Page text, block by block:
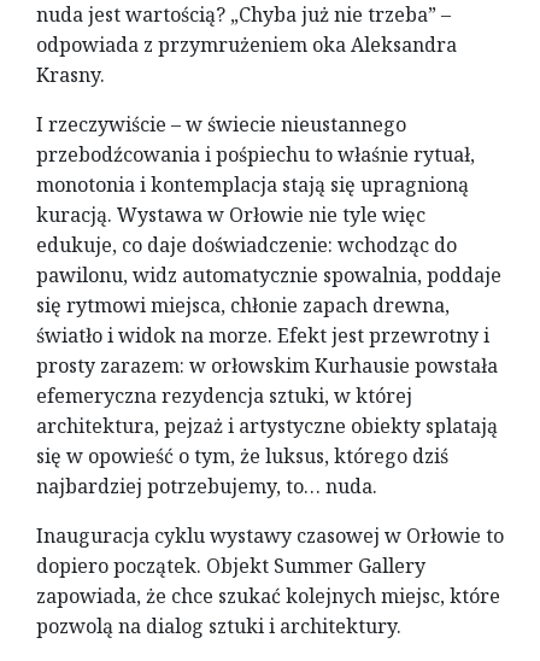
nuda jest wartością? „Chyba już nie trzeba” –
odpowiada z przymrużeniem oka Aleksandra
Krasny.
I rzeczywiście – w świecie nieustannego
przebodźcowania i pośpiechu to właśnie rytuał,
monotonia i kontemplacja stają się upragnioną
kuracją. Wystawa w Orłowie nie tyle więc
edukuje, co daje doświadczenie: wchodząc do
pawilonu, widz automatycznie spowalnia, poddaje
się rytmowi miejsca, chłonie zapach drewna,
światło i widok na morze. Efekt jest przewrotny i
prosty zarazem: w orłowskim Kurhausie powstała
efemeryczna rezydencja sztuki, w której
architektura, pejzaż i artystyczne obiekty splatają
się w opowieść o tym, że luksus, którego dziś
najbardziej potrzebujemy, to… nuda.
Inauguracja cyklu wystawy czasowej w Orłowie to
dopiero początek. Objekt Summer Gallery
zapowiada, że chce szukać kolejnych miejsc, które
pozwolą na dialog sztuki i architektury.